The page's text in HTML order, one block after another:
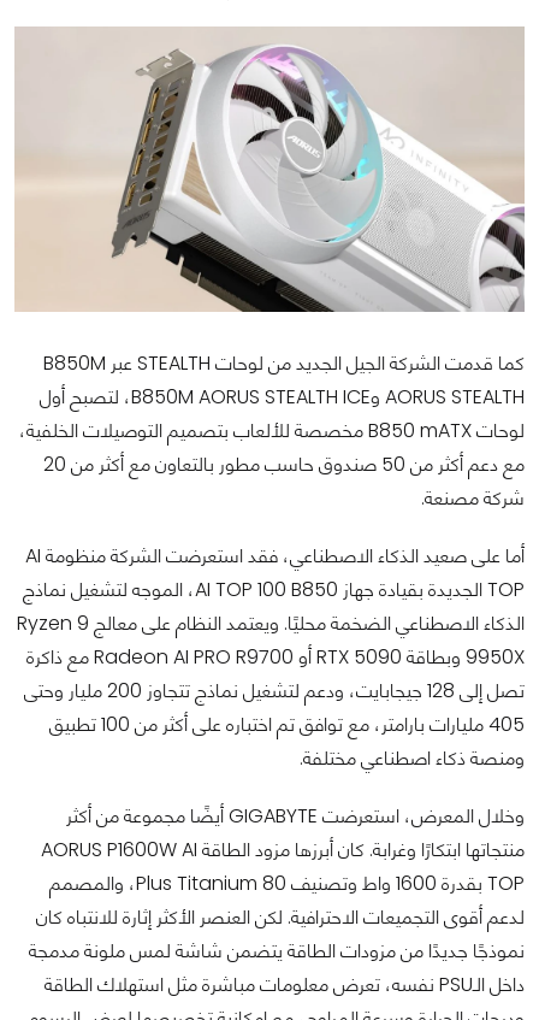
كما قدمت الشركة الجيل الجديد من لوحات STEALTH عبر B850M
AORUS STEALTH وB850M AORUS STEALTH ICE، لتصبح أول
لوحات B850 mATX مخصصة للألعاب بتصميم التوصيلات الخلفية،
مع دعم أكثر من 50 صندوق حاسب مطور بالتعاون مع أكثر من 20
شركة مصنعة.
أما على صعيد الذكاء الاصطناعي، فقد استعرضت الشركة منظومة AI
TOP الجديدة بقيادة جهاز AI TOP 100 B850، الموجه لتشغيل نماذج
الذكاء الاصطناعي الضخمة محليًا. ويعتمد النظام على معالج Ryzen 9
9950X وبطاقة RTX 5090 أو Radeon AI PRO R9700 مع ذاكرة
تصل إلى 128 جيجابايت، ودعم لتشغيل نماذج تتجاوز 200 مليار وحتى
405 مليارات بارامتر، مع توافق تم اختباره على أكثر من 100 تطبيق
ومنصة ذكاء اصطناعي مختلفة.
وخلال المعرض، استعرضت GIGABYTE أيضًا مجموعة من أكثر
منتجاتها ابتكارًا وغرابة. كان أبرزها مزود الطاقة AORUS P1600W AI
TOP بقدرة 1600 واط وتصنيف 80 Plus Titanium، والمصمم
لدعم أقوى التجميعات الاحترافية. لكن العنصر الأكثر إثارة للانتباه كان
نموذجًا جديدًا من مزودات الطاقة يتضمن شاشة لمس ملونة مدمجة
داخل الـPSU نفسه، تعرض معلومات مباشرة مثل استهلاك الطاقة